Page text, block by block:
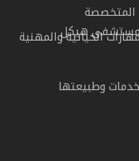
المتخصصة
الحیاتیة والمھنیة
وطبيعتها
مستشفى هيكل